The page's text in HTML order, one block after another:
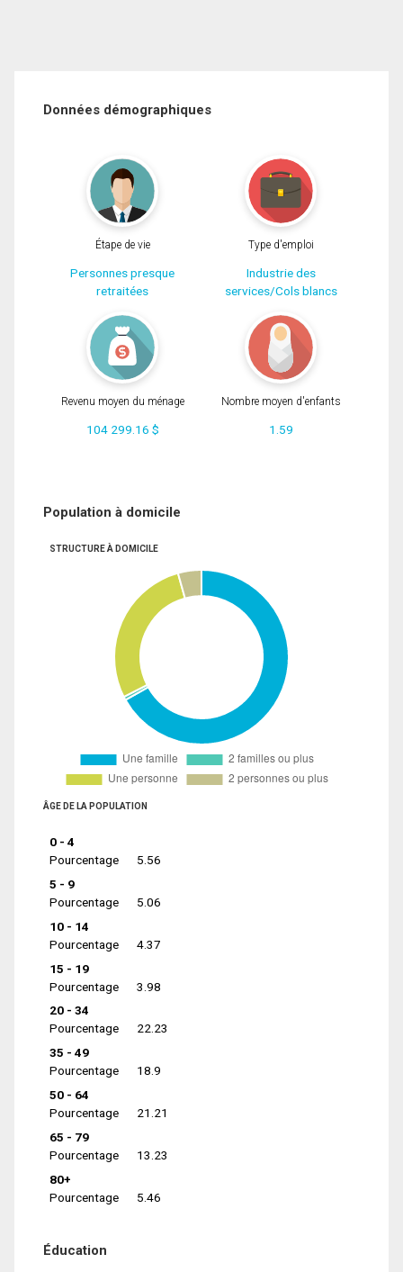
Données démographiques
Étape de vie
Personnes presque
retraitées
Type d'emploi
Industrie des
services/Cols blancs
Revenu moyen du ménage
104 299.16 $
Nombre moyen d'enfants
1.59
Population à domicile
STRUCTURE À DOMICILE
ÂGE DE LA POPULATION
0 - 4
Pourcentage
5.56
5 - 9
Pourcentage
5.06
10 - 14
Pourcentage
4.37
15 - 19
Pourcentage
3.98
20 - 34
Pourcentage
22.23
35 - 49
Pourcentage
18.9
50 - 64
Pourcentage
21.21
65 - 79
Pourcentage
13.23
80+
Pourcentage
5.46
Éducation